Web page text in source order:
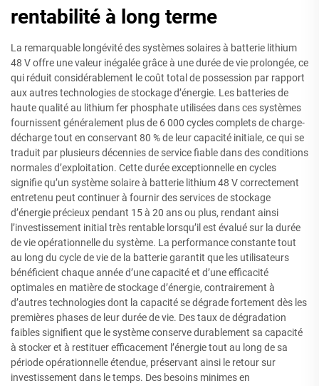
rentabilité à long terme
La remarquable longévité des systèmes solaires à batterie lithium
48 V offre une valeur inégalée grâce à une durée de vie prolongée, ce
qui réduit considérablement le coût total de possession par rapport
aux autres technologies de stockage d’énergie. Les batteries de
haute qualité au lithium fer phosphate utilisées dans ces systèmes
fournissent généralement plus de 6 000 cycles complets de charge-
décharge tout en conservant 80 % de leur capacité initiale, ce qui se
traduit par plusieurs décennies de service fiable dans des conditions
normales d’exploitation. Cette durée exceptionnelle en cycles
signifie qu’un système solaire à batterie lithium 48 V correctement
entretenu peut continuer à fournir des services de stockage
d’énergie précieux pendant 15 à 20 ans ou plus, rendant ainsi
l’investissement initial très rentable lorsqu’il est évalué sur la durée
de vie opérationnelle du système. La performance constante tout
au long du cycle de vie de la batterie garantit que les utilisateurs
bénéficient chaque année d’une capacité et d’une efficacité
optimales en matière de stockage d’énergie, contrairement à
d’autres technologies dont la capacité se dégrade fortement dès les
premières phases de leur durée de vie. Des taux de dégradation
faibles signifient que le système conserve durablement sa capacité
à stocker et à restituer efficacement l’énergie tout au long de sa
période opérationnelle étendue, préservant ainsi le retour sur
investissement dans le temps. Des besoins minimes en